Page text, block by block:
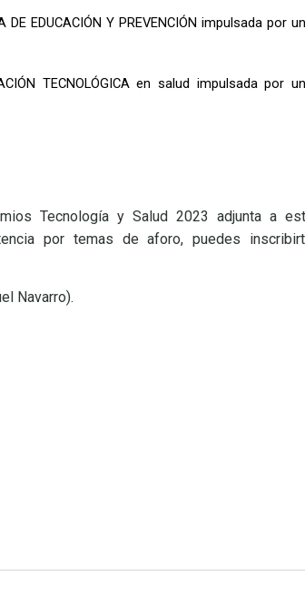
EDUCACIÓN Y PREVENCIÓN impulsada por
TECNOLÓGICA en salud impulsada por
Tecnología y Salud 2023 adjunta a
por temas de aforo, puedes
Navarro).